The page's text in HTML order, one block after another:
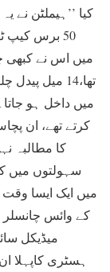
کیا ’’ہیملٹن نے
میں اس نے کبھی
تھا،14 میل
میں داخل ہو
کرتے تھے، ان
کا مطالبہ
سہولتوں میں
میں ایک ایسا
کے وائس چانسلر
میڈیکل
ہسٹری کاپہلا